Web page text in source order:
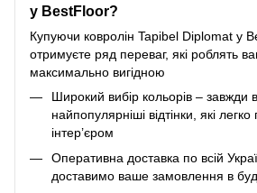
у BestFloor?
Купуючи ковролін Tapibel Diplomat у
отримуєте ряд переваг, які роблять
максимально вигідною
Широкий вибір кольорів – завжди
найпопулярніші відтінки, які
інтер’єром
Оперативна доставка по всій
доставимо ваше замовлення в